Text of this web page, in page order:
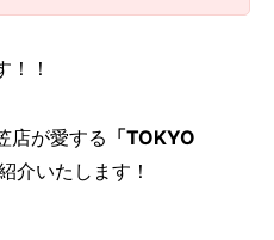
！！
店が愛する 「TOKYO
介いたします！